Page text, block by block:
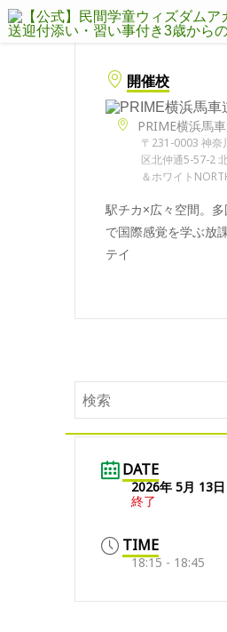
開催校
PRIME横浜馬
〒231-0003 神奈
区北仲通5-57-2
＆ホワイト
駅チカ×広々空間。
で国際感覚を学ぶ放
テイ
DATE
2026年 5月 13日
終了
TIME
18:15 - 18:45